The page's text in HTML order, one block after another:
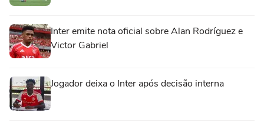
Inter emite nota oficial sobre Alan Rodríguez e
Victor Gabriel
Jogador deixa o Inter após decisão interna